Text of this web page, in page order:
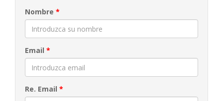
Nombre *
Email *
Re. Email *